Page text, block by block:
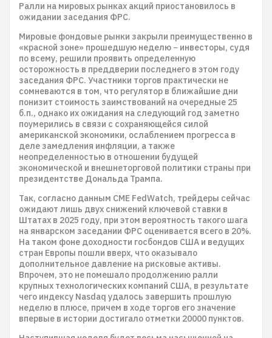
Ралли на мировых рынках акций приостановилось в
ожидании заседания ФРС.
Мировые фондовые рынки закрыли преимущественно в
«красной зоне» прошедшую неделю − инвесторы, судя
по всему, решили проявить определенную
осторожность в преддверии последнего в этом году
заседания ФРС. Участники торгов практически не
сомневаются в том, что регулятор в ближайшие дни
понизит стоимость заимствований на очередные 25
б.п., однако их ожидания на следующий год заметно
поумерились в связи с сохраняющейся силой
американской экономики, ослаблением прогресса в
деле замедления инфляции, а также
неопределенностью в отношении будущей
экономической и внешнеторговой политики страны при
президентстве Дональда Трампа.
Так, согласно данным CME FedWatch, трейдеры сейчас
ожидают лишь двух снижений ключевой ставки в
Штатах в 2025 году, при этом вероятность такого шага
на январском заседании ФРС оценивается всего в 20%.
На таком фоне доходности госбондов США и ведущих
стран Европы пошли вверх, что оказывало
дополнительное давление на рисковые активы.
Впрочем, это не помешало продолжению ралли
крупных технологических компаний США, в результате
чего индексу Nasdaq удалось завершить прошлую
неделю в плюсе, причем в ходе торгов его значение
впервые в истории достигало отметки 20000 пунктов.